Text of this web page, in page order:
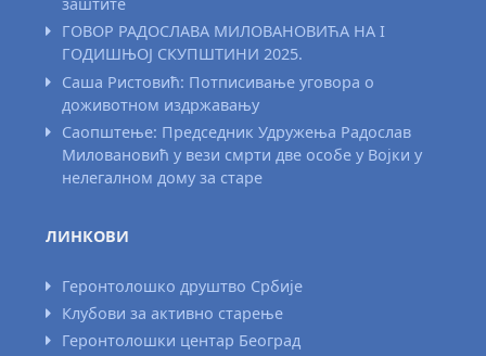
ГОВОР РАДОСЛАВА МИЛОВАНОВИЋА НА I
ГОДИШЊОЈ СКУПШТИНИ 2025.
Саша Ристовић: Потписивање уговора о
доживотном издржавању
Саопштење: Председник Удружења Радослав
Миловановић у вези смрти две особе у Војки у
нелегалном дому за старе
ЛИНКОВИ
Геронтолошко друштво Србије
Клубови за активно старење
Геронтолошки центар Београд